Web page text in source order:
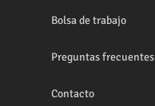
Bolsa de trabajo
Preguntas frecuentes
Contacto